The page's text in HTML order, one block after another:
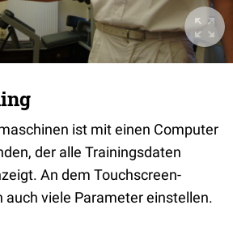
ist mit einen Computer
der alle Trainingsdaten
An dem Touchscreen-
auch viele Parameter einstellen.